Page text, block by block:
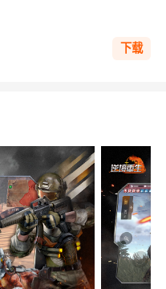
下载